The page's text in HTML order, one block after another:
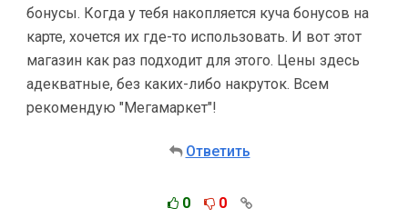
бонусы. Когда у тебя накопляется куча бонусов на
карте, хочется их где-то использовать. И вот этот
магазин как раз подходит для этого. Цены здесь
адекватные, без каких-либо накруток. Всем
рекомендую "Мегамаркет"!
Ответить
0 0